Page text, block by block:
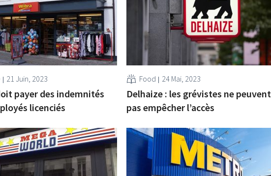
21 Juin, 2023
payer des indemnités
licenciés
Food 24 Mai, 2023
Delhaize : les grévistes ne peuvent
pas empêcher l’accès